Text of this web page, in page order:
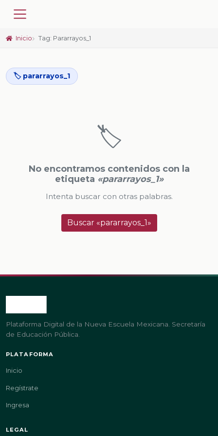
Inicio Tag: Pararrayos_1
🏷️ pararrayos_1
🏷️
No encontramos contenidos con la
etiqueta «pararrayos_1»
Intenta buscar con otras palabras.
Buscar «pararrayos_1»
Plataforma Digital de la Nueva Escuela Mexicana. Secretaría
de Educación Pública.
PLATAFORMA
Inicio
Regístrate
Ingresa
LEGAL